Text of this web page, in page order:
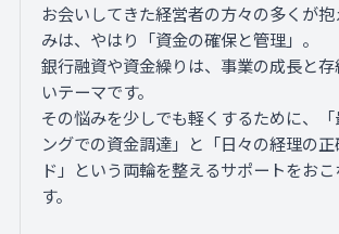
お会いしてきた経営者の方々の多くが
みは、やはり「資金の確保と管理」。
銀行融資や資金繰りは、事業の成長と
いテーマです。
その悩みを少しでも軽くするために、
ングでの資金調達」と「日々の経理の
ド」という両輪を整えるサポートをおこ
す。